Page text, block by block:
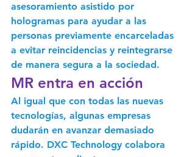
asesoramiento asistido por
hologramas para ayudar a las
personas previamente encarceladas
a evitar reincidencias y reintegrarse
de manera segura a la sociedad.
MR entra en acción
Al igual que con todas las nuevas
tecnologías, algunas empresas
dudarán en avanzar demasiado
rápido. DXC Technology colabora